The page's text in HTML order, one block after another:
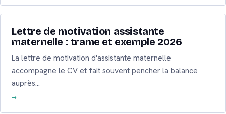
Lettre de motivation assistante
maternelle : trame et exemple 2026
La lettre de motivation d'assistante maternelle
accompagne le CV et fait souvent pencher la balance
auprès…